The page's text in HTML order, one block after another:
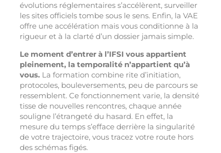
évolutions réglementaires s’accélèrent, surveiller
les sites officiels tombe sous le sens. Enfin, la VAE
offre une accélération mais vous conditionne à la
rigueur et à la clarté d’un dossier jamais simple.
Le moment d’entrer à l’IFSI vous appartient
pleinement, la temporalité n’appartient qu’à
vous. La formation combine rite d’initiation,
protocoles, bouleversements, peu de parcours se
ressemblent. Ce fonctionnement varie, la densité
tisse de nouvelles rencontres, chaque année
souligne l’étrangeté du hasard. En effet, la
mesure du temps s’efface derrière la singularité
de votre trajectoire, vous tracez votre route hors
des schémas figés.